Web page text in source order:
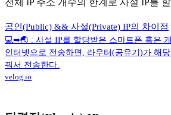
전체 IP 주소 개수의 한계로 사설 IP를
공인(Public) && 사설(Private) IP의 차이점
💻➡🌏 : 사설 IP를 할당받은 스마트폰 혹은
인터넷으로 전송하면, 라우터(공유기)가 해
꿔서 전송한다.
velog.io